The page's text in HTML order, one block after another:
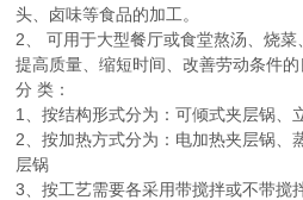
头、卤味等食品的加工。
2、 可用于大型餐厅或食堂熬汤、烧
提高质量、缩短时间、改善劳动条件的
分 类：
1、按结构形式分为：可倾式夹层锅、
2、按加热方式分为：电加热夹层锅、
层锅
3、按工艺需要各采用带搅拌或不带搅